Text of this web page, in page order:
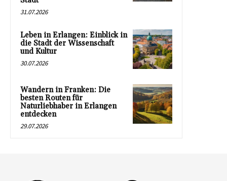
31.07.2026
Leben in Erlangen: Einblick in
die Stadt der Wissenschaft
und Kultur
30.07.2026
Wandern in Franken: Die
besten Routen für
Naturliebhaber in Erlangen
entdecken
29.07.2026